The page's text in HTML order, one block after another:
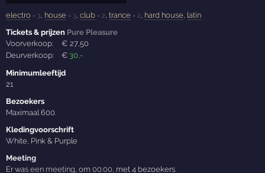
electro × 3, house × 3,club × 2,trance × 2, hard house, latin
Tickets & prijzen Pure Pleasure
Voorverkoop:
€ 27,50
Deurverkoop:
€ 30,-
Minimumleeftijd
21
Bezoekers
Maximaal 600.
Kledingvoorschrift
White, Pink & Purple
Meeting
Er waseen meeting, om00:00, met 4 bezoekers.